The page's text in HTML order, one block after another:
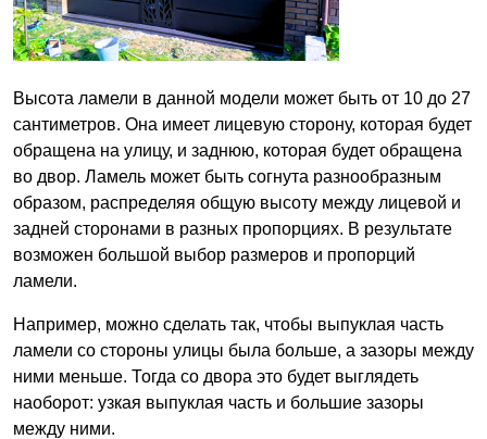
Высота ламели в данной модели может быть от 10 до 27
сантиметров. Она имеет лицевую сторону, которая будет
обращена на улицу, и заднюю, которая будет обращена
во двор. Ламель может быть согнута разнообразным
образом, распределяя общую высоту между лицевой и
задней сторонами в разных пропорциях. В результате
возможен большой выбор размеров и пропорций
ламели.
Например, можно сделать так, чтобы выпуклая часть
ламели со стороны улицы была больше, а зазоры между
ними меньше. Тогда со двора это будет выглядеть
наоборот: узкая выпуклая часть и большие зазоры
между ними.